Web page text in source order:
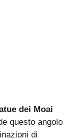
dei Moai
questo angolo
di